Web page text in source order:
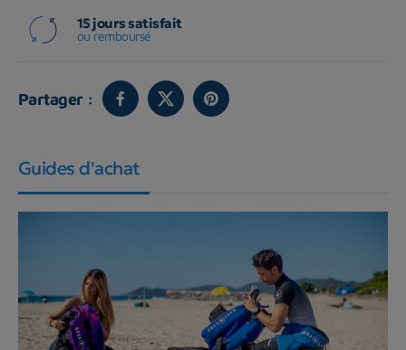
15 jours satisfait
ou remboursé
Partager :
Guides d'achat